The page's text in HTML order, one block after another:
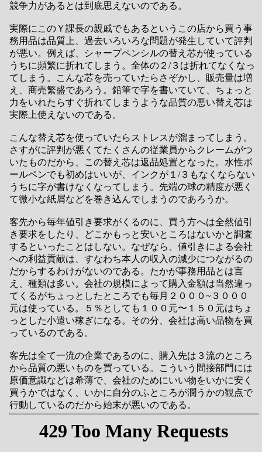
競争力があるとは到底思えないのである。
実際にこのＹ課長の親戚でもあるというこの店から買う事
務用品は品質上、過去いろいろな問題が発生していて評判
が悪い。例えば、シャープペンシルの替え芯が使っている
うちに頻繁に折れてしまう。全体の２/３は折れてなくなっ
てしまう。こんな芯を売っていたらさぞかし、販売量は増
え、商売繁盛であろう。鉛筆で字を書いていて、ちょっと
力をいれたらすぐ折れてしまうような品質の悪い替え芯は
実際上使えないのである。
こんな替え芯を使っていたらストレスが溜まってしまう。
さすがに評判が悪くてたくさんの従業員からクレームがつ
いたものだから、この替え芯は返品処置となった。水性ボ
ールペンでも初めはいいが、インクが１/３もなくならない
うちに字が書けなくなってしまう。先端の球の精度が悪く
て微小な紙屑などを巻き込んでしまうのであろうか。
客先から毎年値引き要求がくるのに、買う方へは全然値引
き要求をしたり、どこかもっと安いところはないかと調査
するといったことはしない。なぜなら、値引きによる会社
への利益貢献は、すなわち本人の収入の減少につながるの
だからするわけがないのである。たかが事務用品とは言
え、種類は多い。会社の規模によって購入金額は当然違っ
てくるがちょっとしたところでも毎月２０００~３０００
元は使っている。５％としても１００元〜１５０元はちょ
っとした小遣い稼ぎになる。その分、会社は高い品物を買
っているのである。
客先は全て一流の企業であるのに、購入先は３流のところ
から品質の悪いものを買っている。こういう間接部門には
原価意識などは希薄で、会社のためにいい物をいかに安く
買うかではなく、いかに自分のふところが潤うかの観点で
行動しているのだから始末が悪いのである。